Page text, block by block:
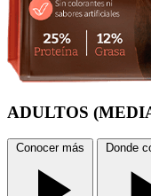
ADULTOS
Conocer más Donde